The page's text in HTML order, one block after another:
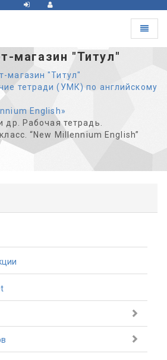
Toggle
магазин "Титул"
магазин "Титул"
тетради (УМК) по английскому
English»
др. Рабочая тетрадь.
“New Millennium English”